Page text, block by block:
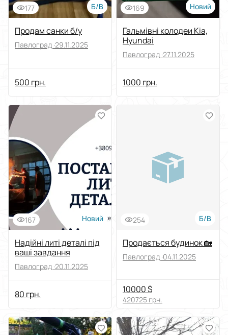
177 Б/В
Продам санки б/у
Павлоград ·29.11.2025
500 грн.
169 Новий
Гальмівні колодеи Kia,
Hyundai
Павлоград ·27.11.2025
1000 грн.
167 Новий
Надійні литі деталі під
ваші завдання
Павлоград ·20.11.2025
80 грн.
254 Б/В
Продається будинок 🏡
Павлоград ·04.11.2025
10000 $
420725 грн.